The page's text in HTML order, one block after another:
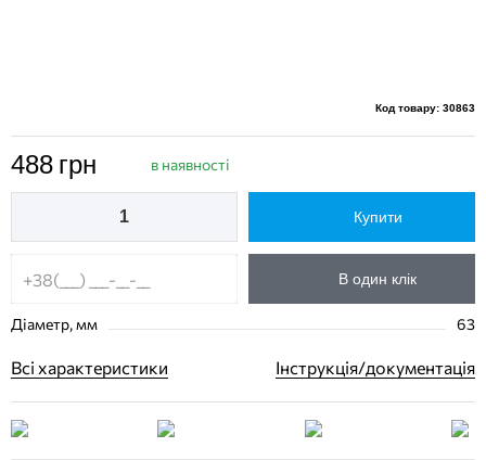
Код товару: 30863
488 грн в наявності
Купити
В один клік
Діаметр, мм 63
Всі характеристики Інструкція/документація